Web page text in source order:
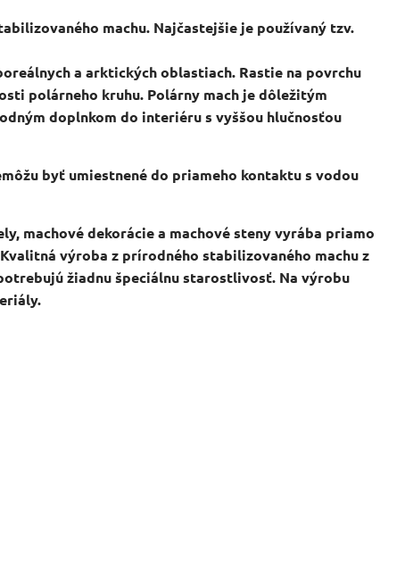
machu. Najčastejšie je používaný tzv.
a arktických oblastiach. Rastie na povrchu
polárneho kruhu. Polárny mach je dôležitým
doplnkom do interiéru s vyššou hlučnosťou
byť umiestnené do priameho kontaktu s vodou
machové dekorácie a machové steny vyrába priamo
výroba z prírodného stabilizovaného machu z
žiadnu špeciálnu starostlivosť. Na výrobu